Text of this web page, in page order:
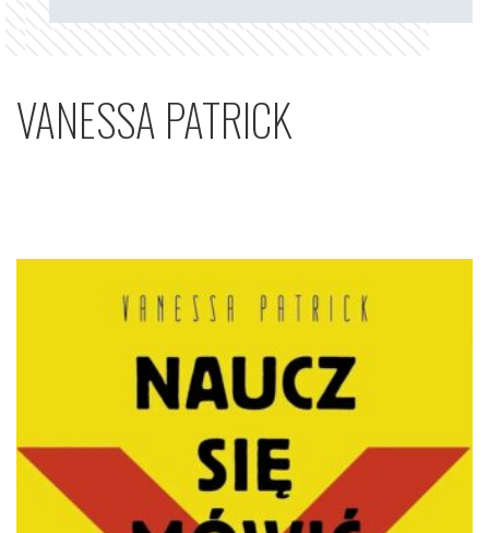
VANESSA PATRICK